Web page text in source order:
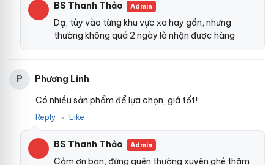
BS Thanh Thảo Admin
Dạ, tùy vào từng khu vực xa hay gần, nhưng
thường không quá 2 ngày là nhận được hàng
P
Phương Linh
Có nhiều sản phẩm để lựa chọn, giá tốt!
Reply ● Like
BS Thanh Thảo Admin
Cảm ơn bạn, đừng quên thường xuyên ghé thăm